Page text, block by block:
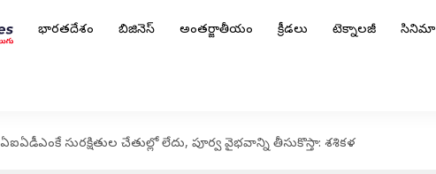
భారతదేశం బిజినెస్ అంతర్జాతీయం క్రీడలు టెక్నాలజీ సినిమా
ఏఐఏడీఎంకే సురక్షితుల చేతుల్లో లేదు, పూర్వ వైభవాన్ని తీసుకొస్తా: శశికళ